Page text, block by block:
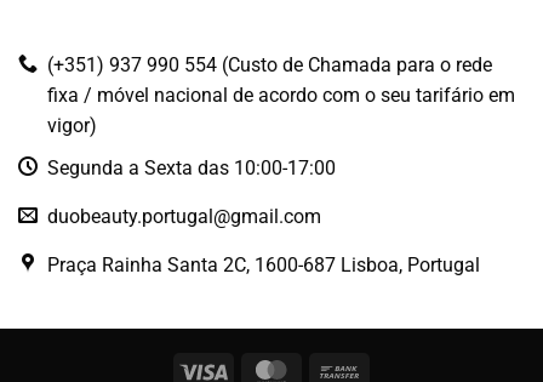
(+351) 937 990 554 (Custo de Chamada para o rede
fixa / móvel nacional de acordo com o seu tarifário em
vigor)
Segunda a Sexta das 10:00-17:00
duobeauty.portugal@gmail.com
Praça Rainha Santa 2C, 1600-687 Lisboa, Portugal
Visa MasterCard